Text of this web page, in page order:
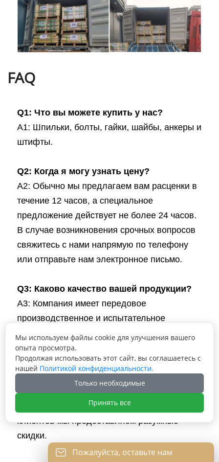
Пожалуйста, оставьте нам
FAQ
Q1: Что вы можете купить у нас?
A1: Шпильки, болты, гайки, шайбы, анкеры и
штифты.
Q2: Когда я могу узнать цену?
A2: Обычно мы предлагаем вам расценки в
течение 12 часов, а специальное
предложение действует не более 24 часов.
В случае возникновения срочных вопросов
свяжитесь с нами напрямую по телефону
или отправьте нам электронное письмо.
Q3: Каково качество вашей продукции?
A3: Компания имеет передовое
производственное и испытательное
оборудование. Каждый продукт будет на
100% проверен нашим отделом контроля
качества перед отправкой.
Q4: Могу ли я получить скидки?
A4: Да, для больших заказов, постоянных
клиентов мы предоставляем разумные
скидки.
Мы используем файлы cookie для улучшения вашего
опыта просмотра.
Продолжая использовать этот сайт, вы соглашаетесь с
нашей Политикой конфиденциальности.
Только необходимые
Принять все